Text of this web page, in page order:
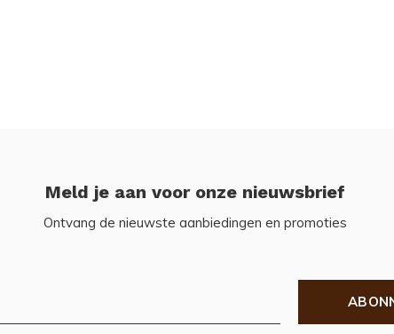
Meld je aan voor onze nieuwsbrief
Ontvang de nieuwste aanbiedingen en promoties